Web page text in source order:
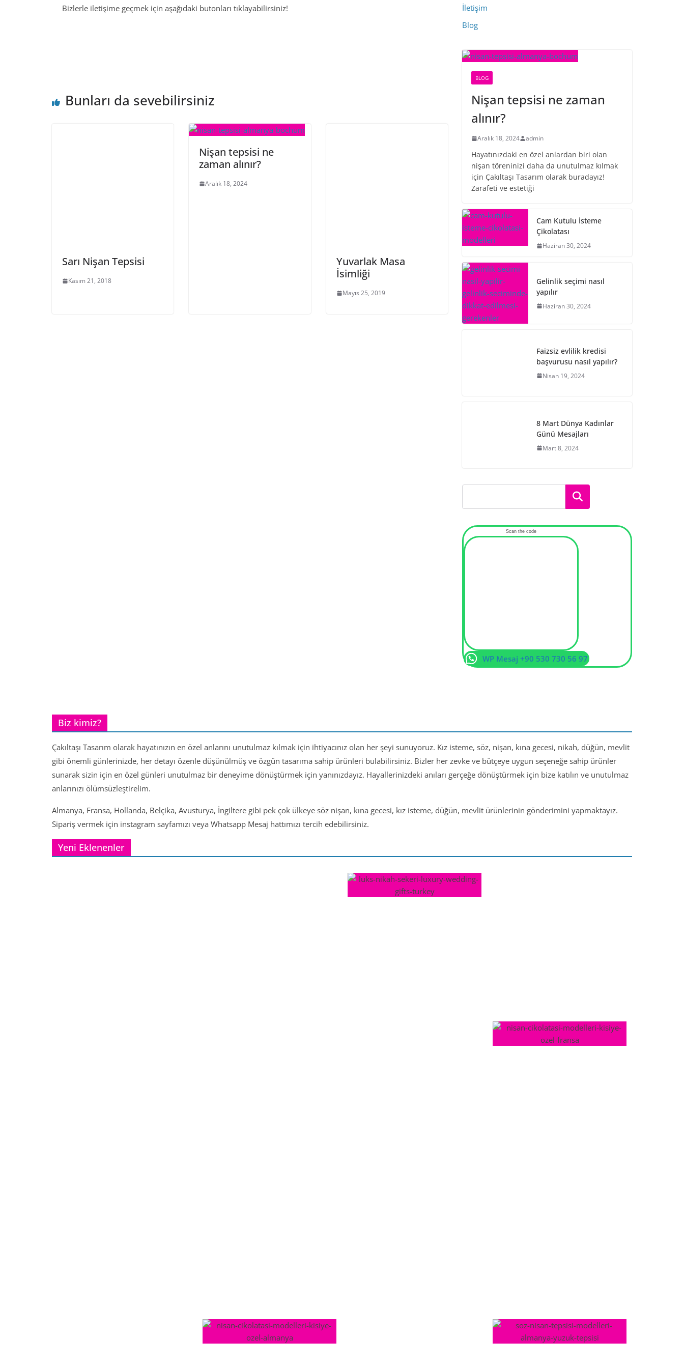
Bizlerle iletişime geçmek için aşağıdaki butonları tıklayabilirsiniz!
Bunları da sevebilirsiniz
Sarı Nişan Tepsisi
Kasım 21, 2018
Nişan tepsisi ne
zaman alınır?
Aralık 18, 2024
Yuvarlak Masa
İsimliği
Mayıs 25, 2019
İletişim
Blog
BLOG
Nişan tepsisi ne zaman
alınır?
Aralık 18, 2024 admin
Hayatınızdaki en özel anlardan biri olan
nişan töreninizi daha da unutulmaz kılmak
için Çakıltaşı Tasarım olarak buradayız!
Zarafeti ve estetiği
Cam Kutulu İsteme
Çikolatası
Haziran 30, 2024
Gelinlik seçimi nasıl
yapılır
Haziran 30, 2024
Faizsiz evlilik kredisi
başvurusu nasıl yapılır?
Nisan 19, 2024
8 Mart Dünya Kadınlar
Günü Mesajları
Mart 8, 2024
Ara
Scan the code
WP Mesaj +90 530 730 56 97
Biz kimiz?
Çakıltaşı Tasarım olarak hayatınızın en özel anlarını unutulmaz kılmak için ihtiyacınız olan her şeyi sunuyoruz. Kız isteme, söz, nişan, kına gecesi, nikah, düğün, mevlit
gibi önemli günlerinizde, her detayı özenle düşünülmüş ve özgün tasarıma sahip ürünleri bulabilirsiniz. Bizler her zevke ve bütçeye uygun seçeneğe sahip ürünler
sunarak sizin için en özel günleri unutulmaz bir deneyime dönüştürmek için yanınızdayız. Hayallerinizdeki anıları gerçeğe dönüştürmek için bize katılın ve unutulmaz
anlarınızı ölümsüzleştirelim.
Almanya, Fransa, Hollanda, Belçika, Avusturya, İngiltere gibi pek çok ülkeye söz nişan, kına gecesi, kız isteme, düğün, mevlit ürünlerinin gönderimini yapmaktayız.
Sipariş vermek için instagram sayfamızı veya Whatsapp Mesaj hattımızı tercih edebilirsiniz.
Yeni Eklenenler